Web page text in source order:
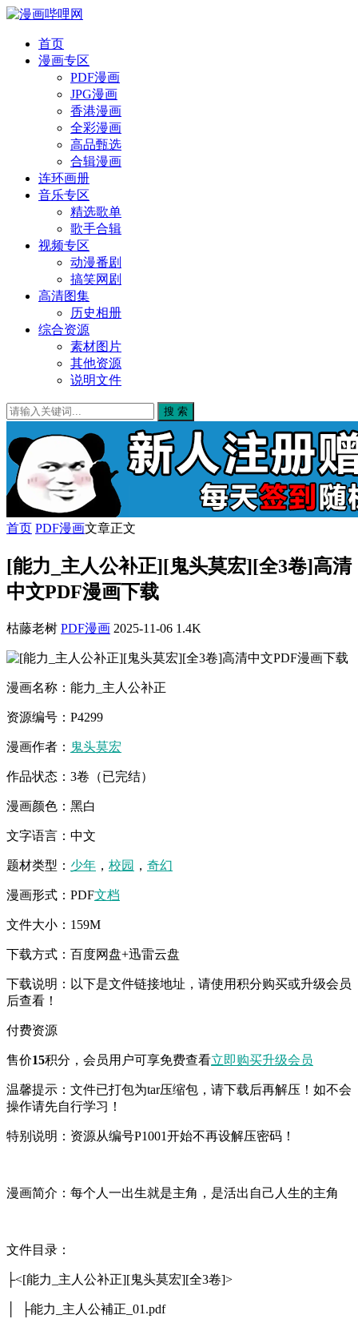
首页
漫画专区
PDF漫画
JPG漫画
香港漫画
全彩漫画
高品甄选
合辑漫画
连环画册
音乐专区
精选歌单
歌手合辑
视频专区
动漫番剧
搞笑网剧
高清图集
历史相册
综合资源
素材图片
其他资源
说明文件
搜 索
首页 PDF漫画文章正文
[能力_主人公补正][鬼头莫宏][全3卷]高清
中文PDF漫画下载
枯藤老树 PDF漫画 2025-11-06 1.4K
漫画名称：能力_主人公补正
资源编号：P4299
漫画作者： 鬼头莫宏
作品状态：3卷（已完结）
漫画颜色：黑白
文字语言：中文
题材类型： 少年 ， 校园 ， 奇幻
漫画形式：PDF文档
文件大小：159M
下载方式：百度网盘+迅雷云盘
下载说明：以下是文件链接地址，请使用积分购买或升级会员
后查看！
付费资源
售价15积分 ，会员用户可享免费查看立即购买升级会员
温馨提示：文件已打包为tar压缩包，请下载后再解压！如不会
操作请先自行学习！
特别说明：资源从编号P1001开始不再设解压密码！
漫画简介：每个人一出生就是主角，是活出自己人生的主角
文件目录：
├<[能力_主人公补正][鬼头莫宏][全3卷]>
│ ├能力_主人公補正_01.pdf